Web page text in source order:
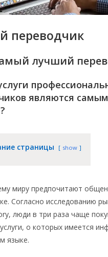
переводчик
лучший
являются
страницы show
миру предпочитают
Согласно исследованию
люди в три раза чаще
о которых имеется
языке.